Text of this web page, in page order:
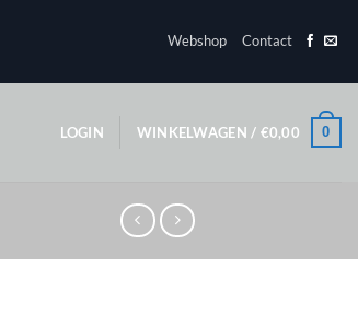
Webshop Contact
LOGIN WINKELWAGEN / €0,00 0